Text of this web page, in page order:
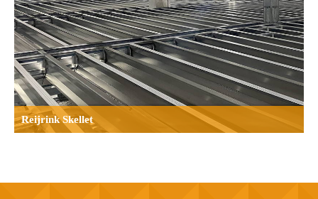
Reijrink Skellet